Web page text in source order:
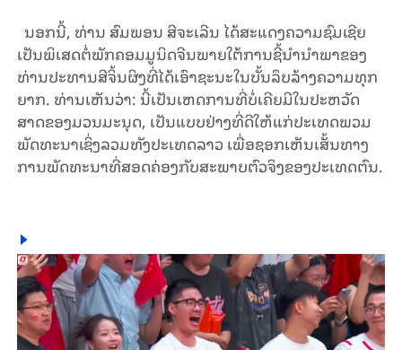
ນອກນີ້, ທ່ານ ສົມພອນ ສີ​ຈະ​ເລີນ ໄດ້ສະ​ແດງ​ຄວາມ​​ຊົມ​ເຊີຍ​
ເປັນ​ພິ​ເສດ​ຕໍ່​ພັກ​ຄອມ​ມູ​ນິດ​ຈີນ​ພາຍ​​ໃຕ້​ການ​​ຊີ້​ນຳນຳ​ພາ​ຂອງ​
ທ່ານ​ປະ​ທານ​ສີ​ຈິ້ນ​ຜິງ​ທີ່​ໄດ້​ເອົາ​ຊະ​ນະ​ໃນ​ບັ້ນ​ລຶບ​ລ້າງ​ຄວາມ​ທຸກ​
ຍາກ. ທ່ານ​ເຫັນ​ວ່າ: ນີ້​ເປັນເຫດການທີ່ບໍ່ເຄີຍມີໃນ​ປະ​ຫວັດ​
ສາດ​ຂອງມວນມະນຸດ, ເປັນ​ແບບ​ຢ່າງ​ທີ່​ດີ​ໃຫ້​ແກ່​ປະ​ເທດ​ພວມ​
ພັດ​ທະ​ນາ​ເຊິ່ງ​ລວມ​ທັງ​ປະ​ເທດ​ລາວ ເພື່ອ​ຊອກ​ເຫັນ​ເສັ້ນ​ທາງ​
ການ​ພັດ​ທະ​ນາ​ທີ່​ສອດ​ຄ່ອງ​ກັບ​ສະ​ພາບ​ຕົວ​ຈິງ​ຂອງ​ປະ​ເທດ​ຕົນ.